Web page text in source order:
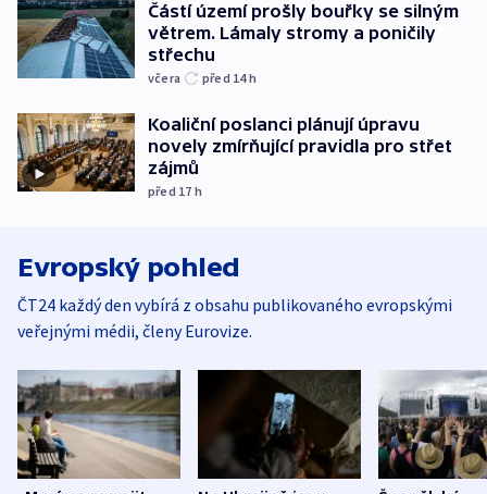
Částí území prošly bouřky se silným
větrem. Lámaly stromy a poničily
střechu
včera před 14h
Koaliční poslanci plánují úpravu
novely zmírňující pravidla pro střet
zájmů
před 17 h
Evropský pohled
ČT24 každý den vybírá z obsahu publikovaného evropskými
veřejnými médii, členy Eurovize.